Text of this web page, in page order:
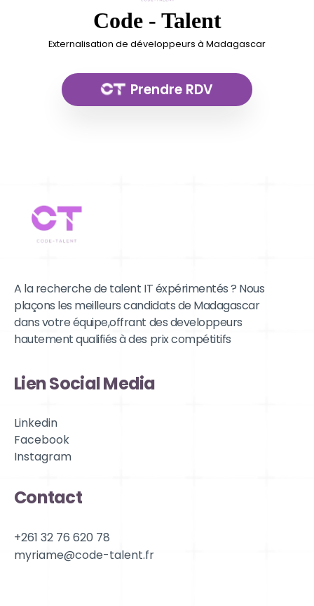
Code - Talent
Externalisation de développeurs à Madagascar
Prendre RDV
A la recherche de talent IT éxpérimentés ? Nous
plaçons les meilleurs candidats de Madagascar
dans votre équipe,offrant des developpeurs
hautement qualifiés à des prix compétitifs
Lien Social Media
Linkedin
Facebook
Instagram
Contact
+261 32 76 620 78
myriame@code-talent.fr